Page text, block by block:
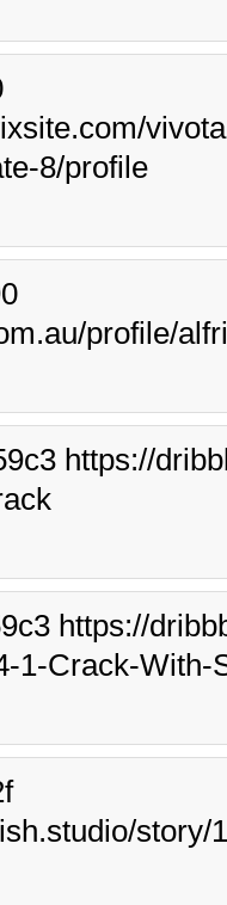
8/profile
profile/
https://
https://
1-Crack-With-
story/